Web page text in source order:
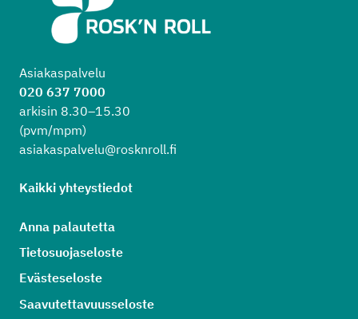
Asiakaspalvelu
020 637 7000
arkisin 8.30–15.30
(pvm/mpm)
asiakaspalvelu@rosknroll.fi
Kaikki yhteystiedot
Anna palautetta
Tietosuojaseloste
Evästeseloste
Saavutettavuusseloste